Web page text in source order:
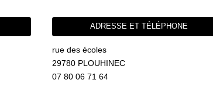
ADRESSE ET TÉLÉPHONE
rue des écoles
29780 PLOUHINEC
07 80 06 71 64